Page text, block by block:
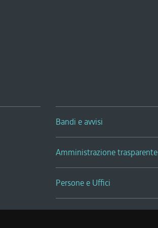
Bandi e avvisi
Amministrazione trasparente
Persone e Uffici
Sala Tiziano Tessitori